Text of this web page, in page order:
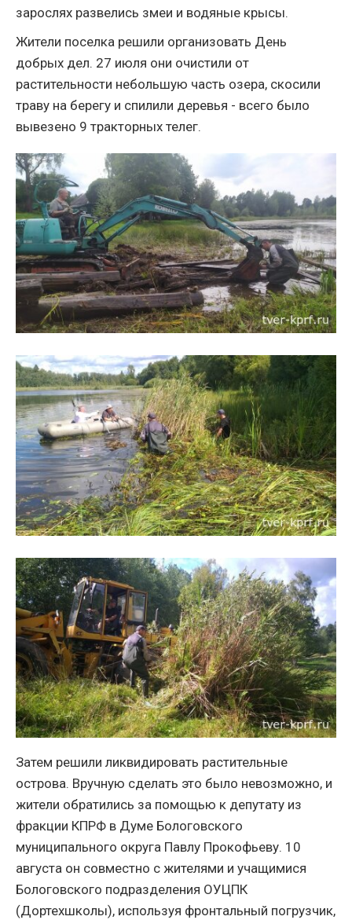
зарослях развелись змеи и водяные крысы.
Жители поселка решили организовать День
добрых дел. 27 июля они очистили от
растительности небольшую часть озера, скосили
траву на берегу и спилили деревья - всего было
вывезено 9 тракторных телег.
Затем решили ликвидировать растительные
острова. Вручную сделать это было невозможно, и
жители обратились за помощью к депутату из
фракции КПРФ в Думе Бологовского
муниципального округа Павлу Прокофьеву. 10
августа он совместно с жителями и учащимися
Бологовского подразделения ОУЦПК
(Дортехшколы), используя фронтальный погрузчик,